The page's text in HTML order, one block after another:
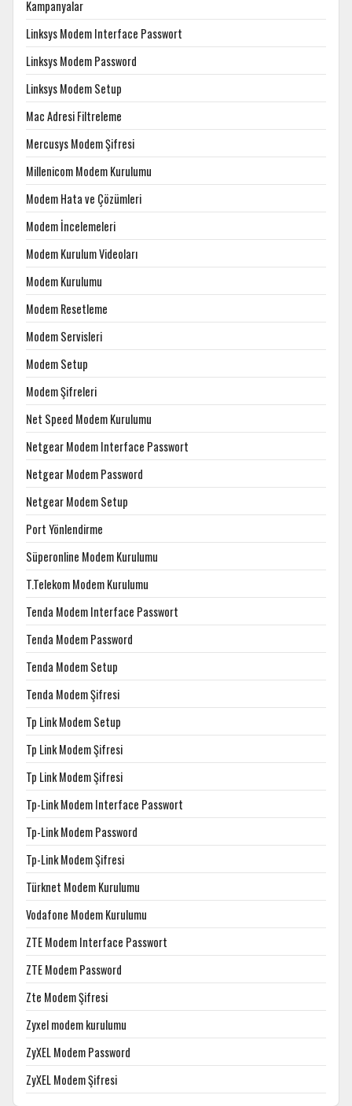
Kampanyalar
Linksys Modem Interface Passwort
Linksys Modem Password
Linksys Modem Setup
Mac Adresi Filtreleme
Mercusys Modem Şifresi
Millenicom Modem Kurulumu
Modem Hata ve Çözümleri
Modem İncelemeleri
Modem Kurulum Videoları
Modem Kurulumu
Modem Resetleme
Modem Servisleri
Modem Setup
Modem Şifreleri
Net Speed Modem Kurulumu
Netgear Modem Interface Passwort
Netgear Modem Password
Netgear Modem Setup
Port Yönlendirme
Süperonline Modem Kurulumu
T.Telekom Modem Kurulumu
Tenda Modem Interface Passwort
Tenda Modem Password
Tenda Modem Setup
Tenda Modem Şifresi
Tp Link Modem Setup
Tp Link Modem Şifresi
Tp Link Modem Şifresi
Tp-Link Modem Interface Passwort
Tp-Link Modem Password
Tp-Link Modem Şifresi
Türknet Modem Kurulumu
Vodafone Modem Kurulumu
ZTE Modem Interface Passwort
ZTE Modem Password
Zte Modem Şifresi
Zyxel modem kurulumu
ZyXEL Modem Password
ZyXEL Modem Şifresi